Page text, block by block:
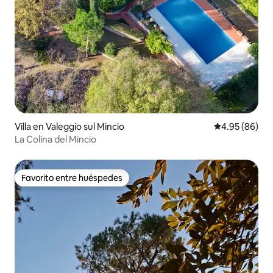
Villa en Valeggio sul Mincio Calificación
4.95 (86)
La Colina del Mincio
Favorito entre huéspedes
Favorito entre huéspedes